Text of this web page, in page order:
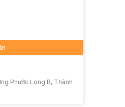
Phước Long B, Thành